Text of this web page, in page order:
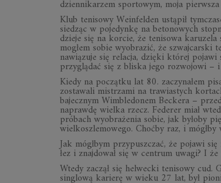
dziennikarzem sportowym, moja
Klub tenisowy Weinfelden ustąpił
siedząc w pojedynkę na betonowych
dzieje się na korcie, że tenisowa
mogłem sobie wyobrazić, że
nawiązuje się relacja, dzięki której pojawi
przyglądać się z bliska jego rozwojowi –
Kiedy na początku lat 80. zaczynałem
zostawali mistrzami na trawiastych
bajecznym Wimbledonem Beckera –
naprawdę wielka rzecz. Federer miał
próbach wyobrażenia sobie, jak byłoby
wielkoszlemowego. Choćby raz, i
Jak mógłbym przypuszczać, że pojawi
łez i znajdował się w centrum uwagi? I
Wtedy zaczął się helwecki tenisowy
singlową karierę w wieku 27 lat, był